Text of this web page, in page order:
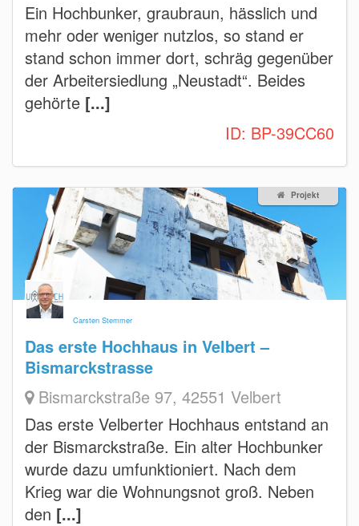
Ein Hochbunker, graubraun, hässlich und
mehr oder weniger nutzlos, so stand er
stand schon immer dort, schräg gegenüber
der Arbeitersiedlung „Neustadt“. Beides
gehörte [...]
ID: BP-39CC60
Projekt
Carsten Stemmer
Das erste Hochhaus in Velbert –
Bismarckstrasse
Bismarckstraße 97, 42551 Velbert
Das erste Velberter Hochhaus entstand an
der Bismarckstraße. Ein alter Hochbunker
wurde dazu umfunktioniert. Nach dem
Krieg war die Wohnungsnot groß. Neben
den [...]